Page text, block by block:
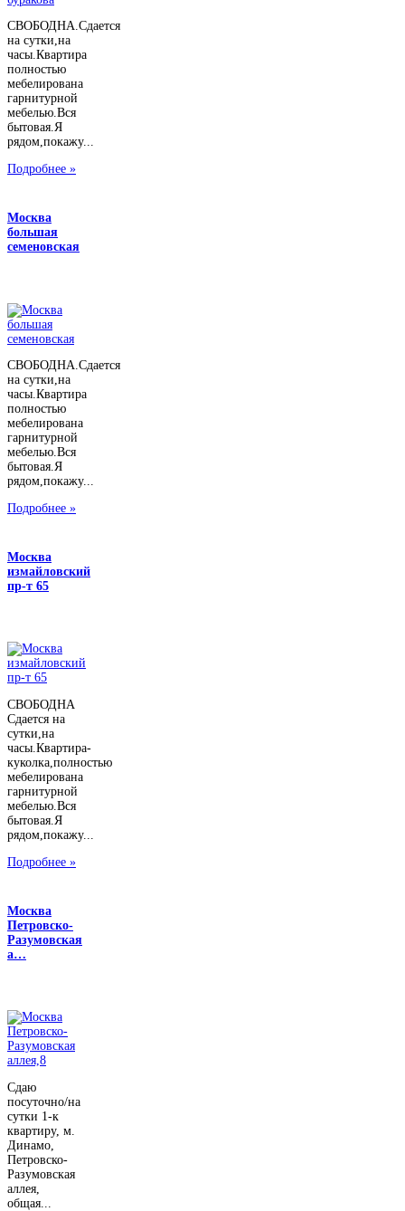
СВОБОДНА.Сдается
на сутки,на
часы.Квартира
полностью
мебелирована
гарнитурной
мебелью.Вся
бытовая.Я
рядом,покажу...
Подробнее »
Москва
большая
семеновская
СВОБОДНА.Сдается
на сутки,на
часы.Квартира
полностью
мебелирована
гарнитурной
мебелью.Вся
бытовая.Я
рядом,покажу...
Подробнее »
Москва
измайловский
пр-т 65
СВОБОДНА
Сдается на
сутки,на
часы.Квартира-
куколка,полностью
мебелирована
гарнитурной
мебелью.Вся
бытовая.Я
рядом,покажу...
Подробнее »
Москва
Петровско-
Разумовская
а…
Сдаю
посуточно/на
сутки 1-к
квартиру, м.
Динамо,
Петровско-
Разумовская
аллея,
общая...